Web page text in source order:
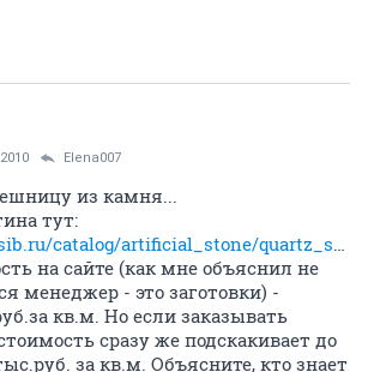
Elena007
из камня...
тут:
catalog/artificial_stone/
на сайте (как мне объяснил не
менеджер - это заготовки) -
кв.м. Но если заказывать
сразу же подскакивает до
за кв.м. Объясните, кто знает